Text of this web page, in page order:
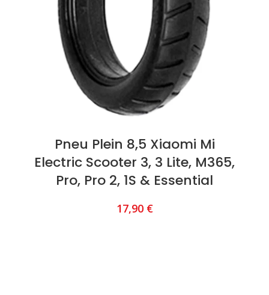
Pneu Plein 8,5 Xiaomi Mi
Electric Scooter 3, 3 Lite, M365,
Pro, Pro 2, 1S & Essential
17,90 €